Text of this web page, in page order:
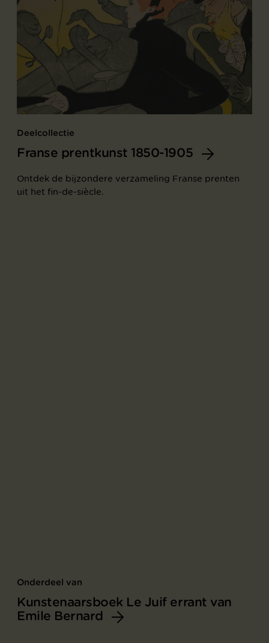
Deelcollectie
Franse prentkunst 1850-1905
Ontdek de bijzondere verzameling Franse prenten
uit het fin-de-siècle.
Onderdeel van
Kunstenaarsboek Le Juif errant van
Emile Bernard